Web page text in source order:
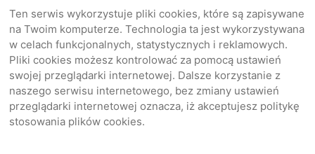
Ten serwis wykorzystuje pliki cookies, które są zapisywane
na Twoim komputerze. Technologia ta jest wykorzystywana
w celach funkcjonalnych, statystycznych i reklamowych.
Pliki cookies możesz kontrolować za pomocą ustawień
swojej przeglądarki internetowej. Dalsze korzystanie z
naszego serwisu internetowego, bez zmiany ustawień
przeglądarki internetowej oznacza, iż akceptujesz politykę
stosowania plików cookies.